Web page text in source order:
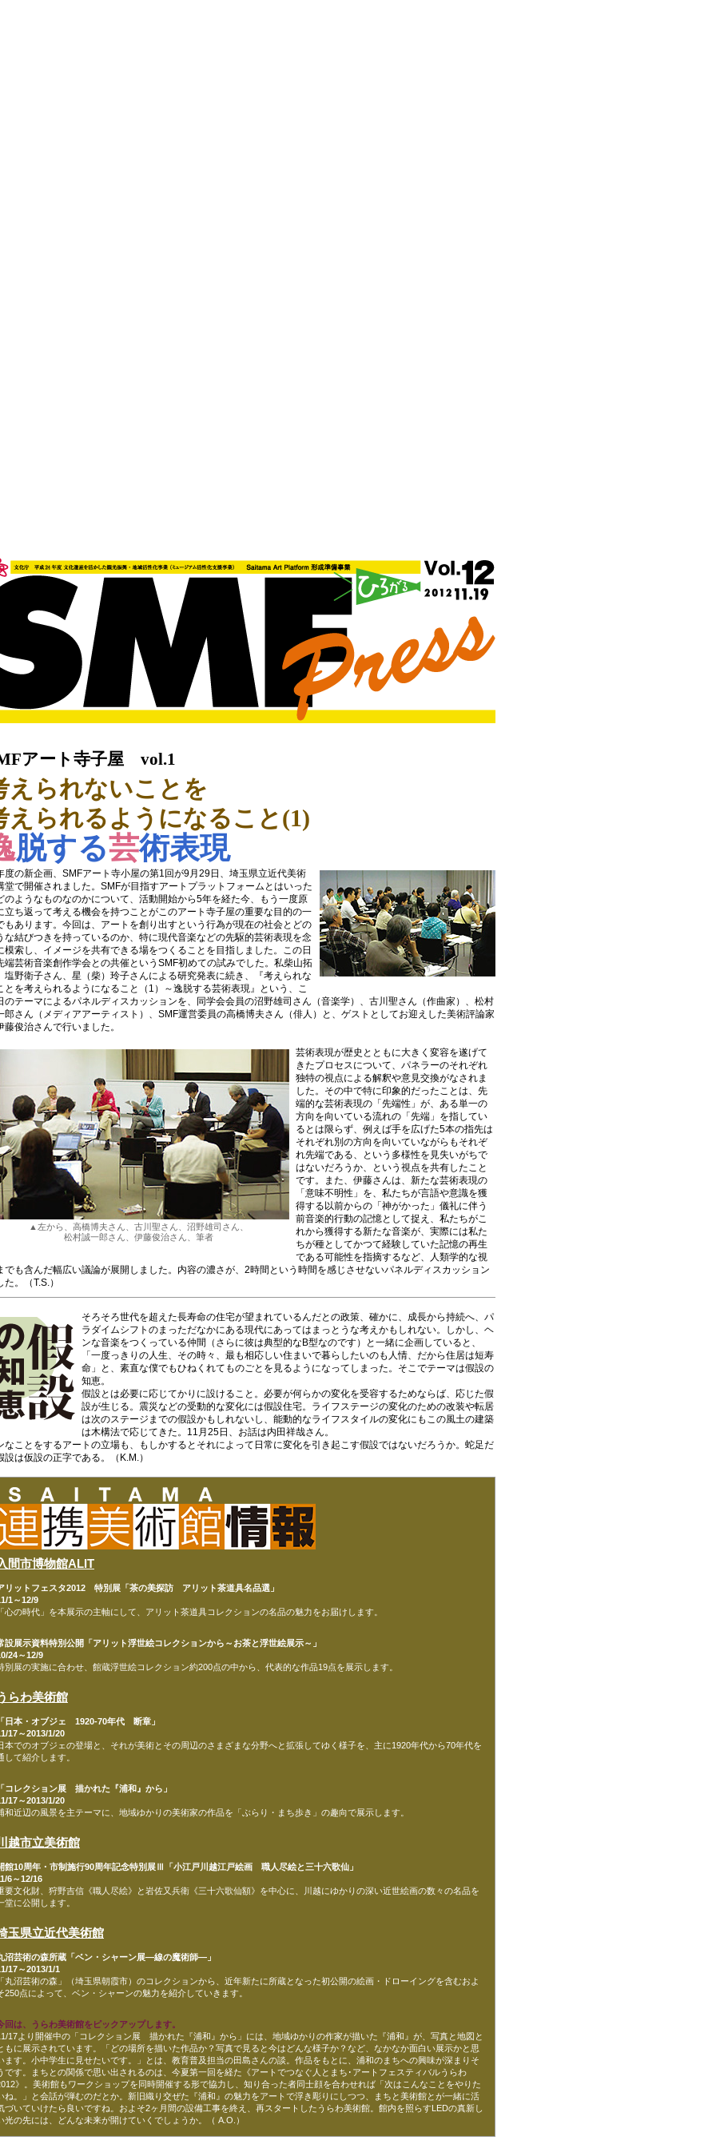
アート寺子屋 vol.1
えられないことを
えられるようになること(1)
脱する芸術表現
度の新企画、SMFアート寺小屋の第1回が9月29日、埼玉県立近代美術
堂で開催されました。SMFが目指すアートプラットフォームとはいった
のようなものなのかについて、活動開始から5年を経た今、もう一度原
立ち返って考える機会を持つことがこのアート寺子屋の重要な目的の一
もあります。今回は、アートを創り出すという行為が現在の社会とどの
な結びつきを持っているのか、特に現代音楽などの先駆的芸術表現を念
模索し、イメージを共有できる場をつくることを目指しました。この日
端芸術音楽創作学会との共催というSMF初めての試みでした。私柴山拓
塩野衛子さん、星（柴）玲子さんによる研究発表に続き、『考えられな
とを考えられるようになること（1）～逸脱する芸術表現』という、こ
のテーマによるパネルディスカッションを、同学会会員の沼野雄司さん（音楽学）、古川聖さん（作曲家）、松村
郎さん（メディアアーティスト）、SMF運営委員の高橋博夫さん（俳人）と、ゲストとしてお迎えした美術評論家
藤俊治さんで行いました。
▲左から、高橋博夫さん、古川聖さん、沼野雄司さん、
松村誠一郎さん、伊藤俊治さん、筆者
芸術表現が歴史とともに大きく変容を遂げて
きたプロセスについて、パネラーのそれぞれ
独特の視点による解釈や意見交換がなされま
した。その中で特に印象的だったことは、先
端的な芸術表現の「先端性」が、ある単一の
方向を向いている流れの「先端」を指してい
るとは限らず、例えば手を広げた5本の指先は
それぞれ別の方向を向いていながらもそれぞ
れ先端である、という多様性を見失いがちで
はないだろうか、という視点を共有したこと
です。また、伊藤さんは、新たな芸術表現の
「意味不明性」を、私たちが言語や意識を獲
得する以前からの「神がかった」儀礼に伴う
前音楽的行動の記憶として捉え、私たちがこ
れから獲得する新たな音楽が、実際には私た
ちが種としてかつて経験していた記憶の再生
である可能性を指摘するなど、人類学的な視
でも含んだ幅広い議論が展開しました。内容の濃さが、2時間という時間を感じさせないパネルディスカッション
た。（T.S.）
そろそろ世代を超えた長寿命の住宅が望まれているんだとの政策、確かに、成長から持続へ、パ
ラダイムシフトのまっただなかにある現代にあってはまっとうな考えかもしれない。しかし、ヘ
ンな音楽をつくっている仲間（さらに彼は典型的なB型なのです）と一緒に企画していると、
「一度っきりの人生、その時々、最も相応しい住まいで暮らしたいのも人情、だから住居は短寿
命」と、素直な僕でもひねくれてものごとを見るようになってしまった。そこでテーマは假設の
知恵。
假設とは必要に応じてかりに設けること。必要が何らかの変化を受容するためならば、応じた假
設が生じる。震災などの受動的な変化には假設住宅。ライフステージの変化のための改装や転居
は次のステージまでの假設かもしれないし、能動的なライフスタイルの変化にもこの風土の建築
は木構法で応じてきた。11月25日、お話は内田祥哉さん。
なことをするアートの立場も、もしかするとそれによって日常に変化を引き起こす假設ではないだろうか。蛇足だ
設は仮設の正字である。（K.M.）
間市博物館ALIT
リットフェスタ2012 特別展「茶の美探訪 アリット茶道具名品選」
1～12/9
心の時代」を本展示の主軸にして、アリット茶道具コレクションの名品の魅力をお届けします。
設展示資料特別公開「アリット浮世絵コレクションから～お茶と浮世絵展示～」
24～12/9
別展の実施に合わせ、館蔵浮世絵コレクション約200点の中から、代表的な作品19点を展示します。
らわ美術館
日本・オブジェ 1920-70年代 断章」
17～2013/1/20
本でのオブジェの登場と、それが美術とその周辺のさまざまな分野へと拡張してゆく様子を、主に1920年代から70年代を
して紹介します。
コレクション展 描かれた『浦和』から」
17～2013/1/20
和近辺の風景を主テーマに、地域ゆかりの美術家の作品を「ぶらり・まち歩き」の趣向で展示します。
越市立美術館
館10周年・市制施行90周年記念特別展Ⅲ「小江戸川越江戸絵画 職人尽絵と三十六歌仙」
6～12/16
要文化財、狩野吉信《職人尽絵》と岩佐又兵衛《三十六歌仙額》を中心に、川越にゆかりの深い近世絵画の数々の名品を
堂に公開します。
玉県立近代美術館
沼芸術の森所蔵「ベン・シャーン展—線の魔術師—」
17～2013/1/1
丸沼芸術の森」（埼玉県朝霞市）のコレクションから、近年新たに所蔵となった初公開の絵画・ドローイングを含むおよ
250点によって、ベン・シャーンの魅力を紹介していきます。
回は、うらわ美術館をピックアップします。
17より開催中の「コレクション展 描かれた『浦和』から」には、地域ゆかりの作家が描いた『浦和』が、写真と地図と
もに展示されています。「どの場所を描いた作品か？写真で見ると今はどんな様子か？など、なかなか面白い展示かと思
ます。小中学生に見せたいです。」とは、教育普及担当の田島さんの談。作品をもとに、浦和のまちへの興味が深まりそ
です。まちとの関係で思い出されるのは、今夏第一回を経た《アートでつなぐ人とまち･アートフェスティバルうらわ
》。美術館もワークショップを同時開催する形で協力し、知り合った者同士顔を合わせれば「次はこんなことをやりた
ね。」と会話が弾むのだとか。新旧織り交ぜた『浦和』の魅力をアートで浮き彫りにしつつ、まちと美術館とが一緒に活
づいていけたら良いですね。およそ2ヶ月間の設備工事を終え、再スタートしたうらわ美術館。館内を照らすLEDの真新し
光の先には、どんな未来が開けていくでしょうか。（ A.O.）